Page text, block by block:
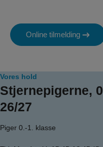
Online tilmelding
Vores hold
Stjernepigerne,
26/27
Piger 0.-1. klasse